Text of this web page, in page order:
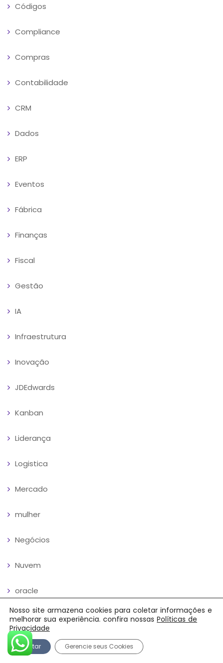
Códigos
Compliance
Compras
Contabilidade
CRM
Dados
ERP
Eventos
Fábrica
Finanças
Fiscal
Gestão
IA
Infraestrutura
Inovação
JDEdwards
Kanban
Liderança
Logistica
Mercado
mulher
Negócios
Nuvem
oracle
Parceiros
Pessoas
Nosso site armazena cookies para coletar informações e
melhorar sua experiência. confira nossas Políticas de
Privacidade
Aceitar Gerencie seus Cookies